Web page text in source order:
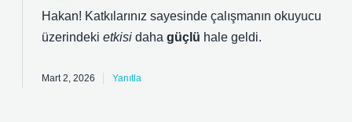
Hakan! Katkılarınız sayesinde çalışmanın okuyucu
üzerindeki etkisi daha güçlü hale geldi.
Mart 2, 2026 Yanıtla